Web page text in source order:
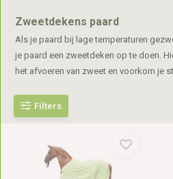
Zweetdekens paard
Als je paard bij lage temperaturen
je paard een zweetdeken op te doen.
het afvoeren van zweet en voorkom je
Filters